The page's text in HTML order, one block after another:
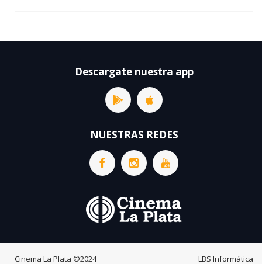
Descargate nuestra app
NUESTRAS REDES
Cinema La Plata ©2024 LBS Informática